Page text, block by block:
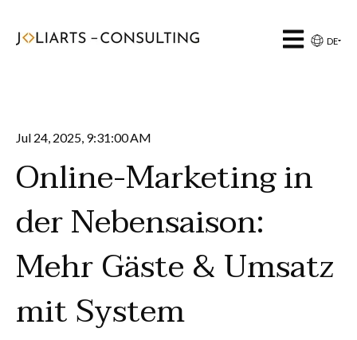
DE
Jul 24, 2025, 9:31:00 AM
Online-Marketing in
der Nebensaison:
Mehr Gäste & Umsatz
mit System